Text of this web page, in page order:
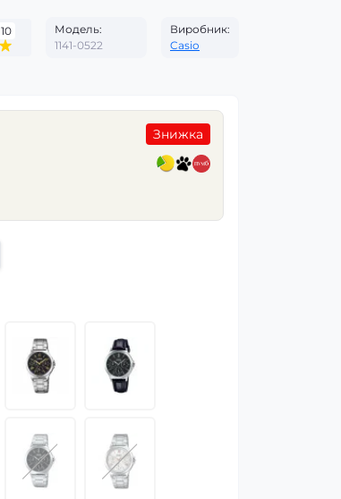
10
Модель:
1141-0522
Виробник:
Casio
Знижка